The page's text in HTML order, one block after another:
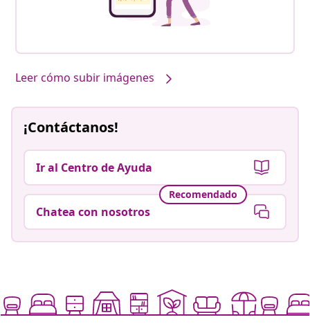
Leer cómo subir imágenes
¡Contáctanos!
Ir al Centro de Ayuda
Recomendado
Chatea con nosotros